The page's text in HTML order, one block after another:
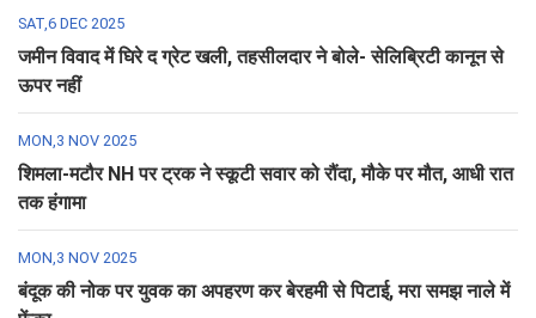
SAT,6 DEC 2025
जमीन विवाद में घिरे द ग्रेट खली, तहसीलदार ने बोले- सेलिब्रिटी कानून से
ऊपर नहीं
MON,3 NOV 2025
शिमला-मटौर NH पर ट्रक ने स्कूटी सवार को रौंदा, मौके पर मौत, आधी रात
तक हंगामा
MON,3 NOV 2025
बंदूक की नोक पर युवक का अपहरण कर बेरहमी से पिटाई, मरा समझ नाले में